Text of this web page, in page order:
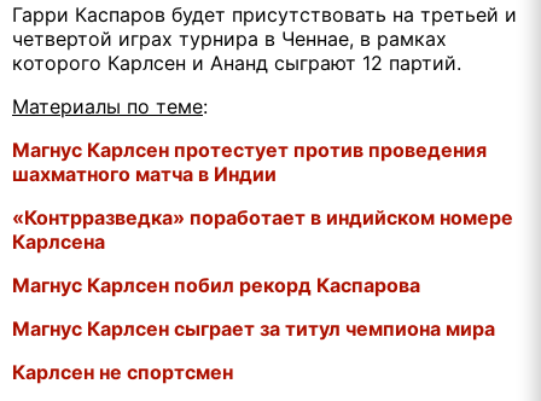
Гарри Каспаров будет присутствовать на третьей и
четвертой играх турнира в Ченнае, в рамках
которого Карлсен и Ананд сыграют 12 партий.
Материалы по теме:
Магнус Карлсен протестует против проведения
шахматного матча в Индии
«Контрразведка» поработает в индийском номере
Карлсена
Магнус Карлсен побил рекорд Каспарова
Магнус Карлсен сыграет за титул чемпиона мира
Карлсен не спортсмен